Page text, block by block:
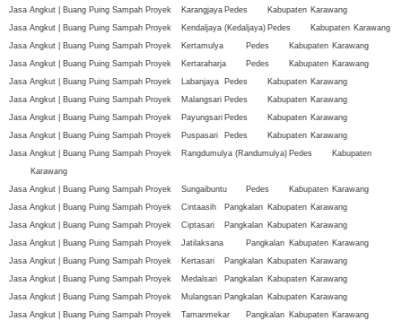
Jasa Angkut | Buang Puing Sampah Proyek
Karangjaya Pedes Kabupaten Karawang
Jasa Angkut | Buang Puing Sampah Proyek
Kendaljaya (Kedaljaya) Pedes Kabupaten Karawang
Jasa Angkut | Buang Puing Sampah Proyek
Kertamulya Pedes Kabupaten Karawang
Jasa Angkut | Buang Puing Sampah Proyek
Kertaraharja Pedes Kabupaten Karawang
Jasa Angkut | Buang Puing Sampah Proyek
Labanjaya Pedes Kabupaten Karawang
Jasa Angkut | Buang Puing Sampah Proyek
Malangsari Pedes Kabupaten Karawang
Jasa Angkut | Buang Puing Sampah Proyek
Payungsari Pedes Kabupaten Karawang
Jasa Angkut | Buang Puing Sampah Proyek
Puspasari Pedes Kabupaten Karawang
Jasa Angkut | Buang Puing Sampah Proyek
Rangdumulya (Randumulya) Pedes
Kabupaten
Karawang
Jasa Angkut | Buang Puing Sampah Proyek
Sungaibuntu Pedes Kabupaten Karawang
Jasa Angkut | Buang Puing Sampah Proyek
Cintaasih Pangkalan Kabupaten Karawang
Jasa Angkut | Buang Puing Sampah Proyek
Ciptasari Pangkalan Kabupaten Karawang
Jasa Angkut | Buang Puing Sampah Proyek
Jatilaksana Pangkalan Kabupaten Karawang
Jasa Angkut | Buang Puing Sampah Proyek
Kertasari Pangkalan Kabupaten Karawang
Jasa Angkut | Buang Puing Sampah Proyek
Medalsari Pangkalan Kabupaten Karawang
Jasa Angkut | Buang Puing Sampah Proyek
Mulangsari Pangkalan Kabupaten Karawang
Jasa Angkut | Buang Puing Sampah Proyek
Tamanmekar Pangkalan Kabupaten Karawang